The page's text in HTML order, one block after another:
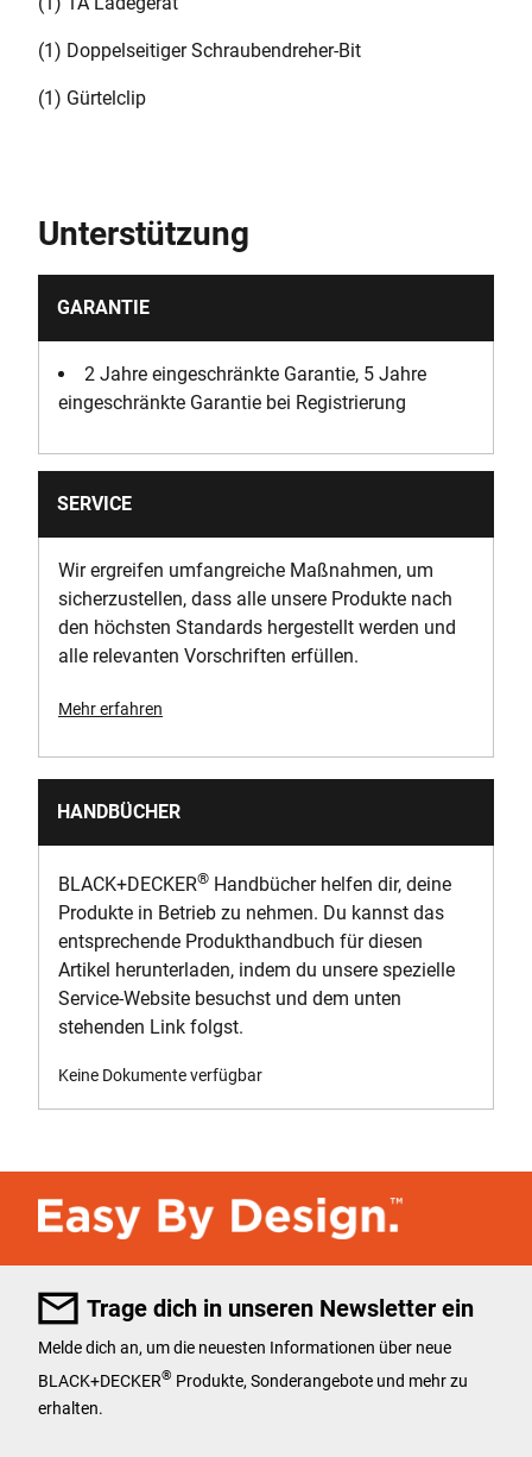
(1) Doppelseitiger Schraubendreher-Bit
(1) Gürtelclip
Unterstützung
GARANTIE
2 Jahre eingeschränkte Garantie, 5 Jahre
eingeschränkte Garantie bei Registrierung
SERVICE
Wir ergreifen umfangreiche Maßnahmen, um
sicherzustellen, dass alle unsere Produkte nach
den höchsten Standards hergestellt werden und
alle relevanten Vorschriften erfüllen.
Mehr erfahren
HANDBÜCHER
BLACK+DECKER® Handbücher helfen dir, deine
Produkte in Betrieb zu nehmen. Du kannst das
entsprechende Produkthandbuch für diesen
Artikel herunterladen, indem du unsere spezielle
Service-Website besuchst und dem unten
stehenden Link folgst.
Keine Dokumente verfügbar
Trage dich in unseren Newsletter ein
Melde dich an, um die neuesten Informationen über neue
BLACK+DECKER® Produkte, Sonderangebote und mehr zu
erhalten.